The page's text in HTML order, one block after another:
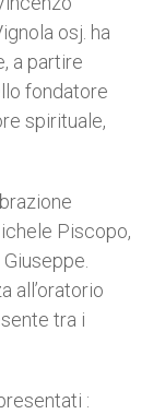
osj. ha
a partire
fondatore
spirituale,
Piscopo,
all’oratorio
tra i
: